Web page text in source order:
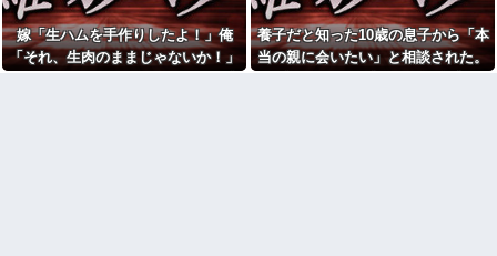
私「調味料は入れないでって
言ったよね？」夫「こっちの方
がおいしいから」→何度頼んで
も勝手に味を変えられて…
24歳年収550万ワイ、高級車も
豪邸も買えない人生が確定して
いる事実に咽び泣く
【腹筋崩壊】見た瞬間吹いた
嫁「生ハムを手作りしたよ！」俺
「それ、生肉のままじゃないか！」
養子だと知った10歳の息子から「本
当の親に会いたい」と相談された。